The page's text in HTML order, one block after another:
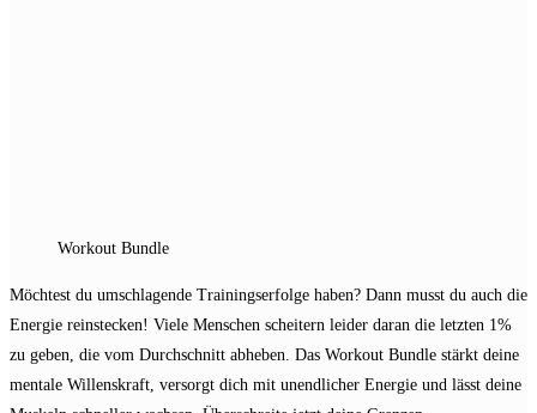
Workout Bundle
Möchtest du umschlagende Trainingserfolge haben? Dann musst du auch die
Energie reinstecken! Viele Menschen scheitern leider daran die letzten 1%
zu geben, die vom Durchschnitt abheben. Das Workout Bundle stärkt deine
mentale Willenskraft, versorgt dich mit unendlicher Energie und lässt deine